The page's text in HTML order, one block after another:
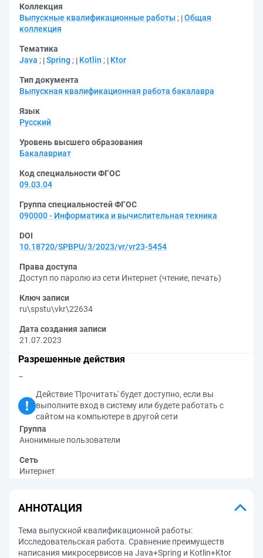
Коллекция
Выпускные квалификационные работы ; Общая
коллекция
Тематика
Java ; Spring ; Kotlin ; Ktor
Тип документа
Выпускная квалификационная работа бакалавра
Язык
Русский
Уровень высшего образования
Бакалавриат
Код специальности ФГОС
09.03.04
Группа специальностей ФГОС
090000 - Информатика и вычислительная техника
DOI
10.18720/SPBPU/3/2023/vr/vr23-5454
Права доступа
Доступ по паролю из сети Интернет (чтение, печать)
Ключ записи
ru\spstu\vkr\22634
Дата создания записи
21.07.2023
Разрешенные действия
–
Действие 'Прочитать' будет доступно, если вы
выполните вход в систему или будете работать с
сайтом на компьютере в другой сети
Группа
Анонимные пользователи
Сеть
Интернет
АННОТАЦИЯ
Тема выпускной квалификационной работы:
Исследовательская работа. Сравнение преимуществ
написания микросервисов на Java+Spring и Kotlin+Ktor